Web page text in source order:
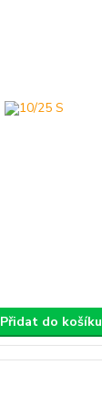
Přidat do košíku